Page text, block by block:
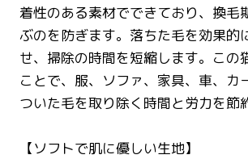
着性のある素材でできており、換毛
ぶのを防ぎます。落ちた毛を効果的
せ、掃除の時間を短縮します。この
ことで、服、ソファ、家具、車、カ
ついた毛を取り除く時間と労力を節
【ソフトで肌に優しい生地】